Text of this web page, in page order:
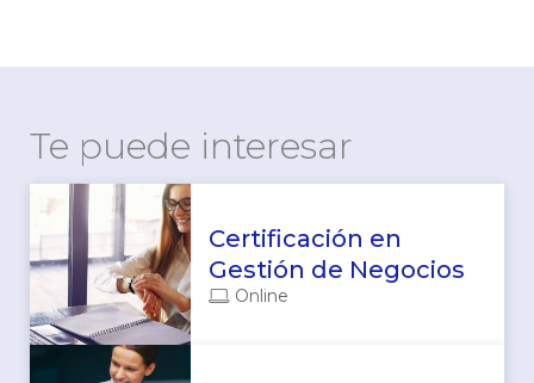
Te puede interesar
Certificación en
Gestión de Negocios
Online